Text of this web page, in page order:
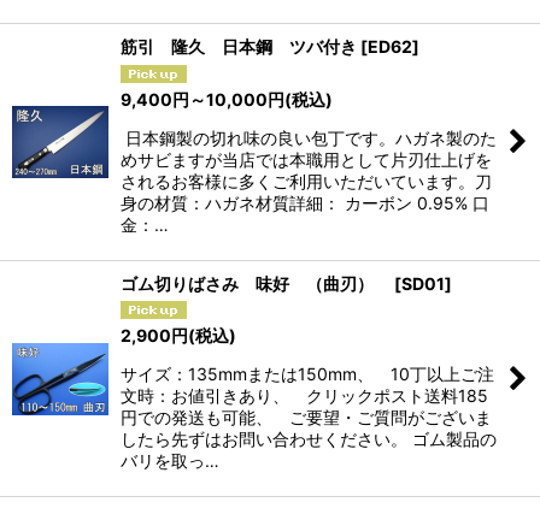
筋引 隆久 日本鋼 ツバ付き [ED62]
9,400円 ～10,000円(税込)
日本鋼製の切れ味の良い包丁です。ハガネ製のた
めサビますが当店では本職用として片刃仕上げを
されるお客様に多くご利用いただいています。刀
身の材質：ハガネ材質詳細： カーボン 0.95% 口
金：…
ゴム切りばさみ 味好 （曲刃） [SD01]
2,900円(税込)
サイズ：135mmまたは150mm、 10丁以上ご注
文時：お値引きあり、 クリックポスト送料185
円での発送も可能、 ご要望・ご質問がございま
したら先ずはお問い合わせください。 ゴム製品の
バリを取っ…